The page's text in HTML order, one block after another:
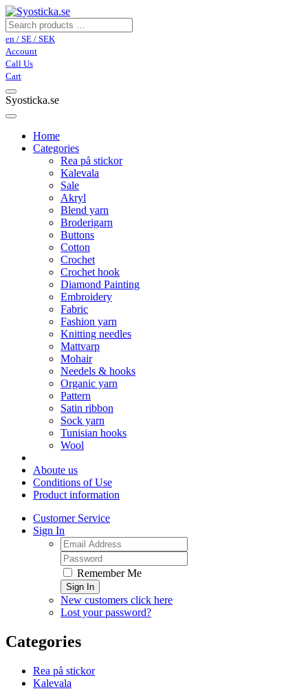
en / SE / SEK
Account
Call Us
Cart
Syosticka.se
Home
Categories
Rea på stickor
Kalevala
Sale
Akryl
Blend yarn
Broderigarn
Buttons
Cotton
Crochet
Crochet hook
Diamond Painting
Embroidery
Fabric
Fashion yarn
Knitting needles
Mattvarp
Mohair
Needels & hooks
Organic yarn
Pattern
Satin ribbon
Sock yarn
Tunisian hooks
Wool
Aboute us
Conditions of Use
Product information
Customer Service
Sign In
Remember Me
Sign In
New customers click here
Lost your password?
Categories
Rea på stickor
Kalevala